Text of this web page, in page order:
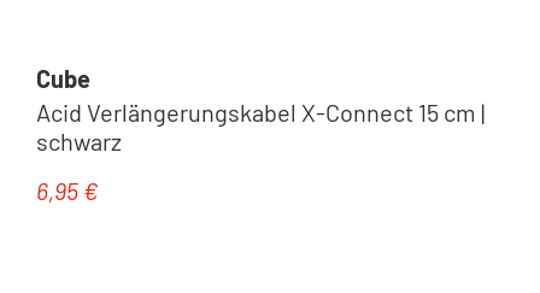
Cube
Acid Verlängerungskabel X-Connect 15 cm |
schwarz
Regulärer Preis:
6,95 €